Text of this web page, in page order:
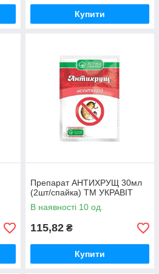
Купити
Препарат АНТИХРУЩ 30мл
(2шт/спайка) ТМ УКРАВІТ
В наявності 10 од.
115,82 ₴
Купити